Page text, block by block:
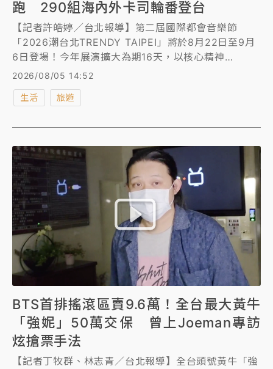
跑 290組海內外卡司輪番登台
【記者許皓婷／台北報導】第二屆國際都會音樂節
「2026潮台北TRENDY TAIPEI」將於8月22日至9月
6日登場！今年展演擴大為期16天，以核心精神
「TAIPEI IN VIBES」號召，全面串聯「演唱會經
過159場精彩演出，串聯超過290組海內外國際演出者
2026/08/05 14:52
生活 旅遊
BTS首排搖滾區賣9.6萬！全台最大黃牛
「強妮」50萬交保 曾上Joeman專訪
炫搶票手法
【記者丁牧群、林志青／台北報導】全台頭號黃牛「強